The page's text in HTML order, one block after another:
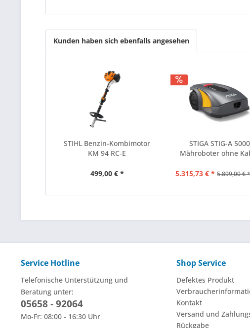
Kunden haben sich ebenfalls angesehen
STIHL Benzin-Kombimotor
KM 94 RC-E
499,00 € *
STIGA STIG-A 5000
Mähroboter ohne
5.315,73 € * 5.899,00 €
Service Hotline
Telefonische Unterstützung und
Beratung unter:
05658 - 92064
Mo-Fr: 08:00 - 16:30 Uhr
Shop Service
Defektes Produkt
Kontakt
Versand und
Rückgabe